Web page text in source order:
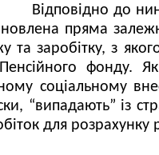
до нині
пряма
та заробітку, з
фонду.
соціальному
“випадають” із
для розрахунку